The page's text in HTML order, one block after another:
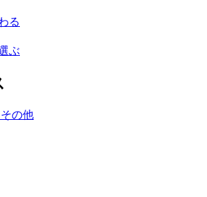
る
ぶ
の他